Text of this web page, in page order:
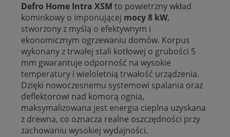
Defro Home Intra XSM to powietrzny wkład
kominkowy o imponującej mocy 8 kW,
stworzony z myślą o efektywnym i
ekonomicznym ogrzewaniu domów. Korpus
wykonany z trwałej stali kotłowej o grubości 5
mm gwarantuje odporność na wysokie
temperatury i wieloletnią trwałość urządzenia.
Dzięki nowoczesnemu systemowi spalania oraz
deflektorowi nad komorą ognia,
maksymalizowana jest energia cieplna uzyskana
z drewna, co oznacza realne oszczędności przy
zachowaniu wysokiej wydajności.